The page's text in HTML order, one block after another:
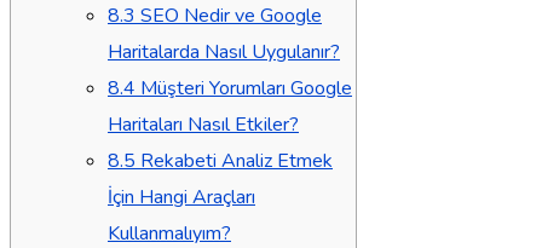
8.3 SEO Nedir ve Google
Haritalarda Nasıl Uygulanır?
8.4 Müşteri Yorumları Google
Haritaları Nasıl Etkiler?
8.5 Rekabeti Analiz Etmek
İçin Hangi Araçları
Kullanmalıyım?